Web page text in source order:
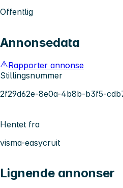
Offentlig
Annonsedata
Rapporter annonse
Stillingsnummer
2f29d62e-8e0a-4b8b-b3f5-
Hentet fra
visma-easycruit
Lignende annonser